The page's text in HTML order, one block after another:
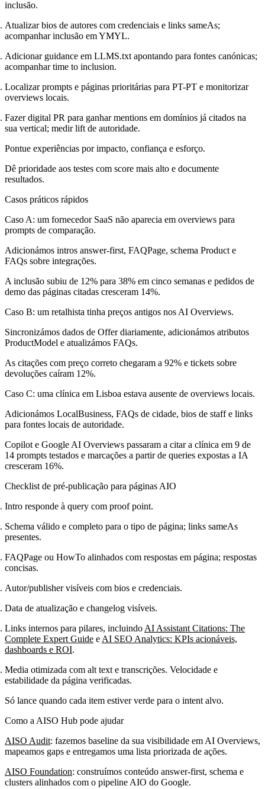
inclusão.
Atualizar bios de autores com credenciais e links sameAs;
acompanhar inclusão em YMYL.
Adicionar guidance em LLMS.txt apontando para fontes canónicas;
acompanhar time to inclusion.
Localizar prompts e páginas prioritárias para PT-PT e monitorizar
overviews locais.
Fazer digital PR para ganhar mentions em domínios já citados na
sua vertical; medir lift de autoridade.
Pontue experiências por impacto, confiança e esforço.
Dê prioridade aos testes com score mais alto e documente
resultados.
Casos práticos rápidos
Caso A: um fornecedor SaaS não aparecia em overviews para
prompts de comparação.
Adicionámos intros answer-first, FAQPage, schema Product e
FAQs sobre integrações.
A inclusão subiu de 12% para 38% em cinco semanas e pedidos de
demo das páginas citadas cresceram 14%.
Caso B: um retalhista tinha preços antigos nos AI Overviews.
Sincronizámos dados de Offer diariamente, adicionámos atributos
ProductModel e atualizámos FAQs.
As citações com preço correto chegaram a 92% e tickets sobre
devoluções caíram 12%.
Caso C: uma clínica em Lisboa estava ausente de overviews locais.
Adicionámos LocalBusiness, FAQs de cidade, bios de staff e links
para fontes locais de autoridade.
Copilot e Google AI Overviews passaram a citar a clínica em 9 de
14 prompts testados e marcações a partir de queries expostas a IA
cresceram 16%.
Checklist de pré-publicação para páginas AIO
Intro responde à query com proof point.
Schema válido e completo para o tipo de página; links sameAs
presentes.
FAQPage ou HowTo alinhados com respostas em página; respostas
concisas.
Autor/publisher visíveis com bios e credenciais.
Data de atualização e changelog visíveis.
Links internos para pilares, incluindo AI Assistant Citations: The
Complete Expert Guide e AI SEO Analytics: KPIs acionáveis,
dashboards e ROI.
Media otimizada com alt text e transcrições. Velocidade e
estabilidade da página verificadas.
Só lance quando cada item estiver verde para o intent alvo.
Como a AISO Hub pode ajudar
AISO Audit: fazemos baseline da sua visibilidade em AI Overviews,
mapeamos gaps e entregamos uma lista priorizada de ações.
AISO Foundation: construímos conteúdo answer-first, schema e
clusters alinhados com o pipeline AIO do Google.